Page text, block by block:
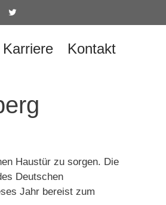
Karriere Kontakt
Haustür zu sorgen. Die
Deutschen
Jahr bereist zum